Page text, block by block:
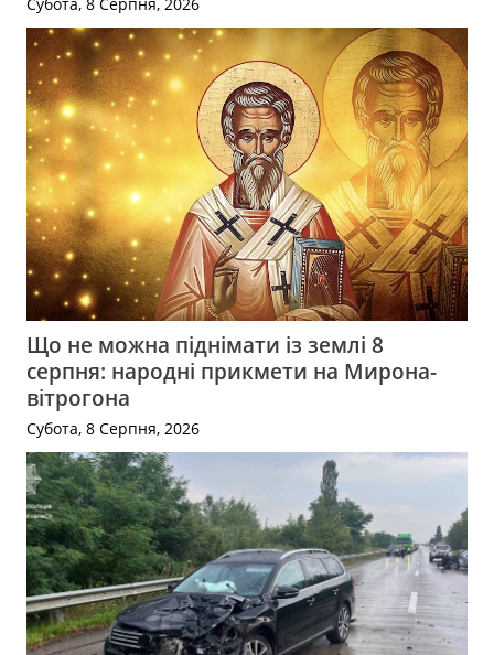
Що не можна піднімати із землі 8
серпня: народні прикмети на Мирона-
вітрогона
Субота, 8 Серпня, 2026